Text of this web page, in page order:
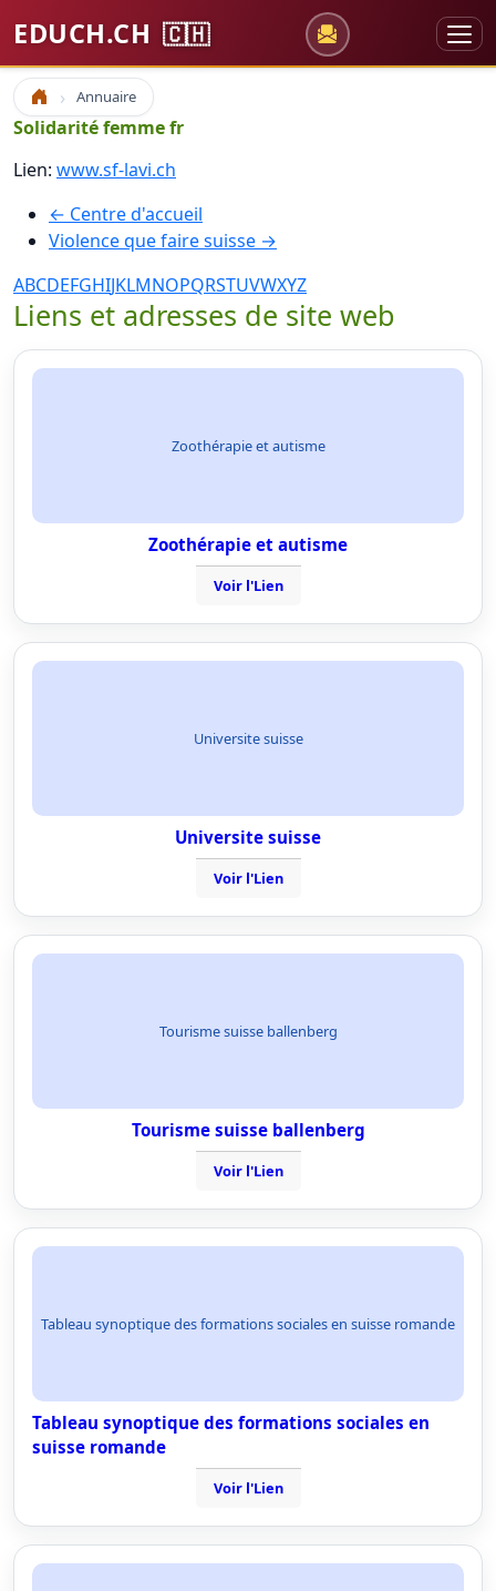
EDUCH.CH 🇨🇭
Accueil Annuaire
Solidarité femme fr
Lien: www.sf-lavi.ch
← Centre d'accueil
Violence que faire suisse →
ABCDEFGHIJKLMNOPQRSTUVWXYZ
Liens et adresses de site web
Zoothérapie et autisme
Zoothérapie et autisme
Voir l'Lien
Universite suisse
Universite suisse
Voir l'Lien
Tourisme suisse ballenberg
Tourisme suisse ballenberg
Voir l'Lien
Tableau synoptique des formations sociales en suisse romande
Tableau synoptique des formations sociales en
suisse romande
Voir l'Lien